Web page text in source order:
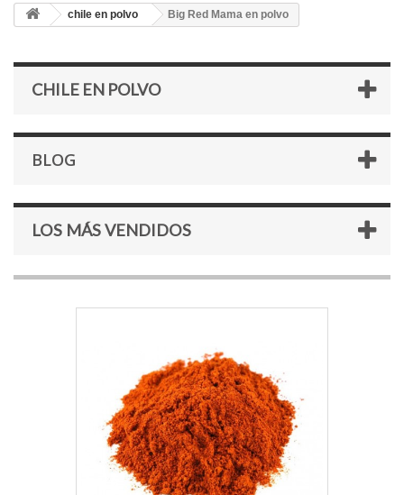
chile en polvo Big Red Mama en polvo
CHILE EN POLVO
BLOG
LOS MÁS VENDIDOS